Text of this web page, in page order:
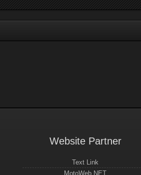
Website Partner
Text Link
MotoWeb.NET